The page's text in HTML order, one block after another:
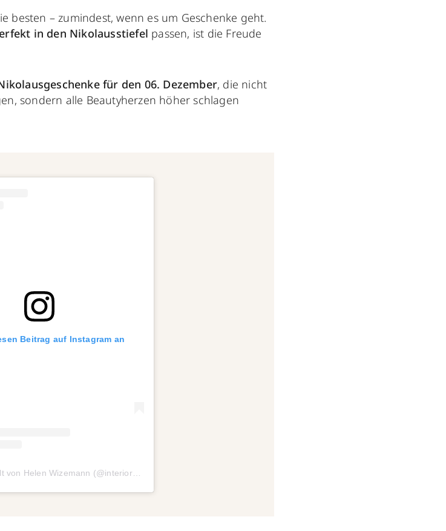
besten – zumindest, wenn es um Geschenke geht.
in den Nikolausstiefel passen, ist die Freude
für den 06. Dezember, die nicht
sondern alle Beautyherzen höher schlagen
Beitrag auf Instagram an